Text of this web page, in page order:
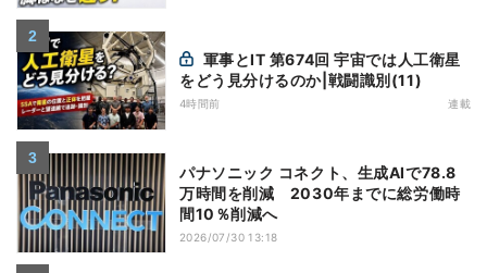
をどう見分けるのか|戦闘識別(11)
4時間前 連載
パナソニック コネクト、生成AIで78.8
万時間を削減 2030年までに総労働時
間10％削減へ
2026/07/30 13:18